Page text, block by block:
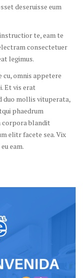
deseruisse eum
te, eam te
consectetuer
legimus.
cu, omnis appetere
Et vis erat
duo mollis vituperata,
phaedrum
corpora blandit
elitr facete sea. Vix
eam.